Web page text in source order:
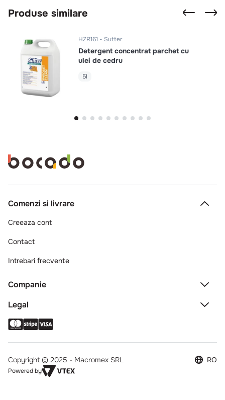
Produse similare
HZR161 Sutter
Detergent concentrat parchet cu
ulei de cedru
5l
Comenzi si livrare
Creeaza cont
Contact
Intrebari frecvente
Companie
Legal
Copyright © 2025 - Macromex SRL
Powered by
RO